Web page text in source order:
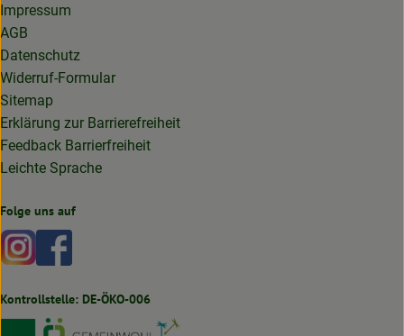
Impressum
AGB
Datenschutz
Widerruf-Formular
Sitemap
Erklärung zur Barrierefreiheit
Feedback Barrierfreiheit
Leichte Sprache
Folge uns auf
Externer Link zu https://www.instagram.com/
Kontrollstelle: DE-ÖKO-006
Externer Link zu https://www.bioland.de
Externer Link zu https://www.oekokiste.de